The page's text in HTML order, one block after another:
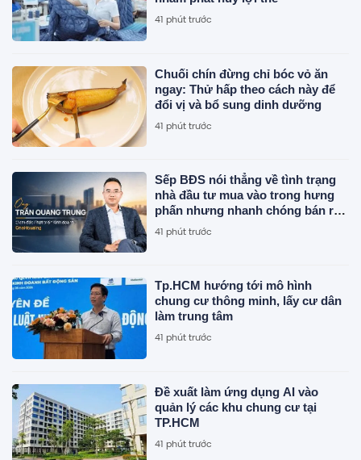
41 phút trước
Chuối chín đừng chỉ bóc vỏ ăn
ngay: Thử hấp theo cách này để
đổi vị và bổ sung dinh dưỡng
41 phút trước
Sếp BĐS nói thẳng về tình trạng
nhà đầu tư mua vào trong hưng
phấn nhưng nhanh chóng bán ra
trong tâm lý hoảng loạn khi xuất
hiện những tín hiệu chưa rõ ràng
41 phút trước
Tp.HCM hướng tới mô hình
chung cư thông minh, lấy cư dân
làm trung tâm
41 phút trước
Đề xuất làm ứng dụng AI vào
quản lý các khu chung cư tại
TP.HCM
41 phút trước